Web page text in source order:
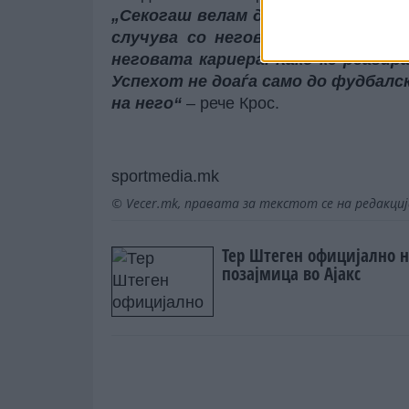
„Секогаш велам дека кариерата
случува со негов во следните
неговата кариера. Како ќе
Успехот не доаѓа само до
на него“ – рече Крос.
sportmedia.mk
© Vecer.mk, правата за текстот се на
Тер Штеген официјално
позајмица во Ајакс